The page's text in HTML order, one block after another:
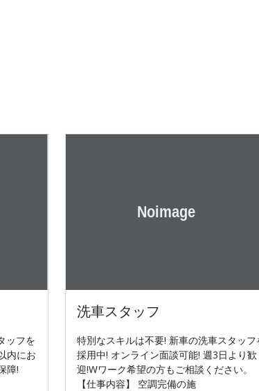
ッフを
内にお
障!
洗車スタッフ
特別なスキルは不要! 新車の洗車スタッフ
採用中! オンライン面談可能! 週3日より歓
迎!Wワーク希望の方もご相談ください。
【仕事内容】 空調完備の施